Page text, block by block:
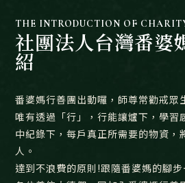
THE INTRODUCTION OF
社團法人台灣番婆
紹
番婆媽行善團出動囉，師尊常勸戒眾
唯有透過「行」，行能讓爐下，學習
中紀錄下，每戶真正所需要的物資，
人。
達到不浪費的原則!跟隨番婆媽的腳